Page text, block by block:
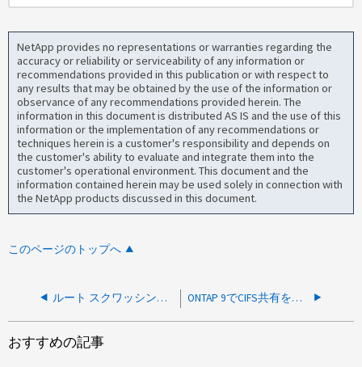
NetApp provides no representations or warranties regarding the
accuracy or reliability or serviceability of any information or
recommendations provided in this publication or with respect to
any results that may be obtained by the use of the information or
observance of any recommendations provided herein. The
information in this document is distributed AS IS and the use of this
information or the implementation of any recommendations or
techniques herein is a customer's responsibility and depends on
the customer's ability to evaluate and integrate them into the
customer's operational environment. This document and the
information contained herein may be used solely in connection with
the NetApp products discussed in this document.
このページのトップへ
ルート スクワッシングが設定された状態でコマンドを「sudo」として使用することは可能ですか? ONTAP 9でCIFS共有を開いたときにユーザーをリダイレクトするためにシンボリックリンクまたはワイドリンクを使用することは可能ですか
おすすめの記事